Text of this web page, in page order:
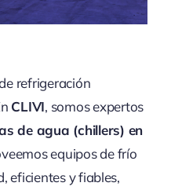
refrigeración
CLIVI, somos expertos
de agua (chillers) en
equipos de frío
eficientes y fiables,